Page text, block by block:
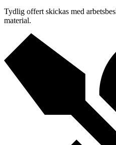
Tydlig offert skickas med
material.